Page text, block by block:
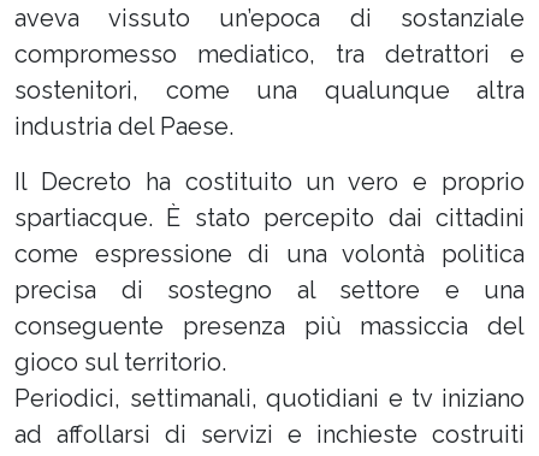
aveva vissuto un’epoca di sostanziale
compromesso mediatico, tra detrattori e
sostenitori, come una qualunque altra
industria del Paese.
Il Decreto ha costituito un vero e proprio
spartiacque. È stato percepito dai cittadini
come espressione di una volontà politica
precisa di sostegno al settore e una
conseguente presenza più massiccia del
gioco sul territorio.
Periodici, settimanali, quotidiani e tv iniziano
ad affollarsi di servizi e inchieste costruiti